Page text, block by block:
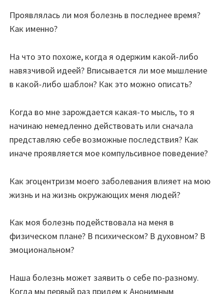
Проявлялась ли моя болезнь в последнее время?
Как именно?
На что это похоже, когда я одержим какой-либо
навязчивой идеей? Вписывается ли мое мышление
в какой-либо шаблон? Как это можно описать?
Когда во мне зарождается какая-то мысль, то я
начинаю немедленно действовать или сначала
представляю себе возможные последствия? Как
иначе проявляется мое компульсивное поведение?
Как эгоцентризм моего заболевания влияет на мою
жизнь и на жизнь окружающих меня людей?
Как моя болезнь подействовала на меня в
физическом плане? В психическом? В духовном? В
эмоциональном?
Наша болезнь может заявить о себе по-разному.
Когда мы первый раз придем к Анонимным